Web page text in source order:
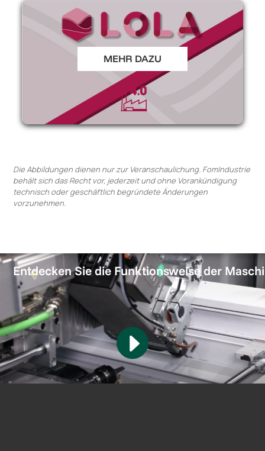
MEHR DAZU
Die Abbildungen dienen nur zur Veranschaulichung. FomIndustrie
behält sich das Recht vor, jederzeit und ohne Vorankündigung
technisch oder geschäftlich begründete Änderungen
vorzunehmen.
Entdecken Sie die Funktionsweise der